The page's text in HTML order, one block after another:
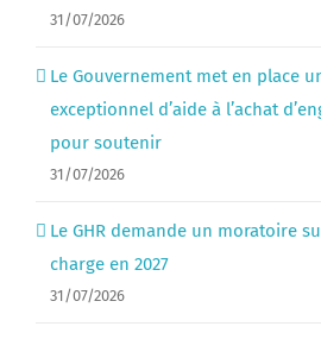
31/07/2026
Le Gouvernement met en place
exceptionnel d’aide à l’achat
pour soutenir
31/07/2026
Le GHR demande un moratoire
charge en 2027
31/07/2026